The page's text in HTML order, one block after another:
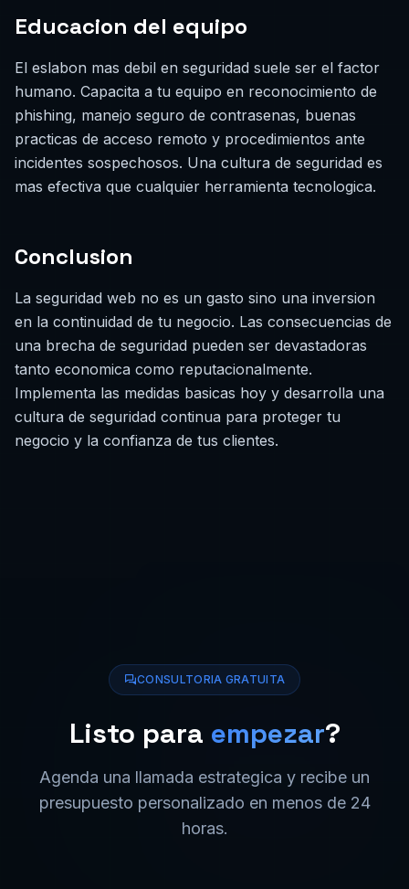
Educacion del equipo
El eslabon mas debil en seguridad suele ser el factor
humano. Capacita a tu equipo en reconocimiento de
phishing, manejo seguro de contrasenas, buenas
practicas de acceso remoto y procedimientos ante
incidentes sospechosos. Una cultura de seguridad es
mas efectiva que cualquier herramienta tecnologica.
Conclusion
La seguridad web no es un gasto sino una inversion
en la continuidad de tu negocio. Las consecuencias de
una brecha de seguridad pueden ser devastadoras
tanto economica como reputacionalmente.
Implementa las medidas basicas hoy y desarrolla una
cultura de seguridad continua para proteger tu
negocio y la confianza de tus clientes.
CONSULTORIA GRATUITA
Listo para empezar?
Agenda una llamada estrategica y recibe un
presupuesto personalizado en menos de 24
horas.